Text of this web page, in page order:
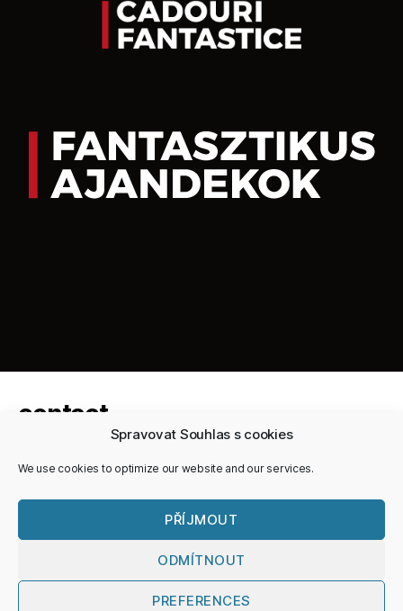
Spravovat Souhlas s cookies
We use cookies to optimize our website and our services.
PŘÍJMOUT
ODMÍTNOUT
PREFERENCES
contact
hello@visotrade.eu
Cookie Policy (EU)